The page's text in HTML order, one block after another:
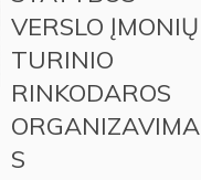
VERSLO ĮMONIŲ
TURINIO
RINKODAROS
ORGANIZAVIMA
S